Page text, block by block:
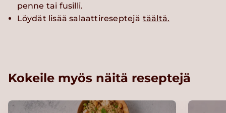
penne tai fusilli.
Löydät lisää salaattireseptejä täältä.
Kokeile myös näitä reseptejä